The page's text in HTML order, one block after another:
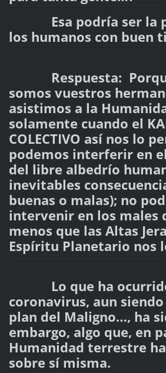
Esa podría ser la
los humanos con buen
Respuesta:
somos vuestros
asistimos a la
solamente cuando el
COLECTIVO así nos lo
podemos interferir en
del libre albedrío
inevitables
buenas o malas); no
intervenir en los males
menos que las Altas
Espíritu Planetario nos
Lo que ha
coronavirus, aun
plan del Maligno…, ha
embargo, algo que, en
Humanidad terrestre
sobre sí misma.